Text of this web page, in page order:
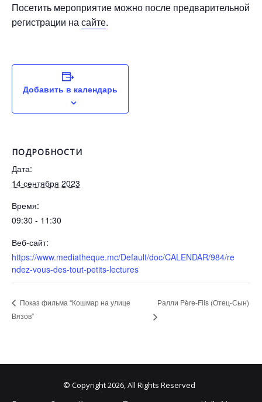
Посетить мероприятие можно после предварительной
регистрации насайте.
Добавить в календарь
ПОДРОБНОСТИ
Дата:
14 сентября 2023
Время:
09:30 - 11:30
Веб-сайт:
https://www.mediatheque.mc/Default/doc/CALENDAR/984/re
ndez-vous-des-tout-petits-lectures
Показ фильма “Кошмар на улице
Вязов”
Ралли Père-Fils (Отец-Сын)
© Copyright 2026, All Rights Reserved